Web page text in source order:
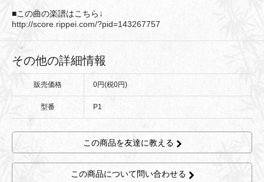
■この曲の楽譜はこちら↓
http://score.rippei.com/?pid=143267757
その他の詳細情報
販売価格 0円(税0円)
型番 P1
この商品を友達に教える
この商品について問い合わせる